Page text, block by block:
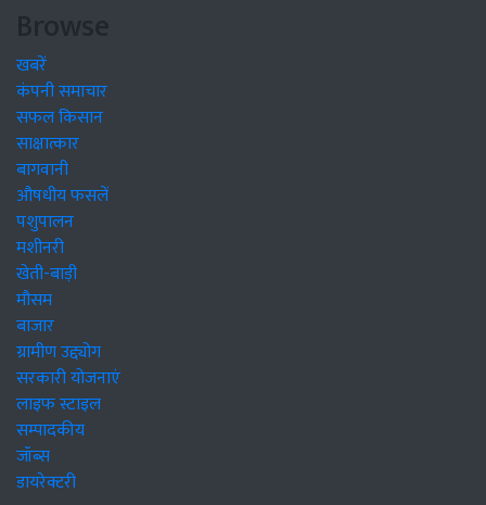
Browse
खबरें
कंपनी समाचार
सफल किसान
साक्षात्कार
बागवानी
औषधीय फसलें
पशुपालन
मशीनरी
खेती-बाड़ी
मौसम
बाजार
ग्रामीण उद्द्योग
सरकारी योजनाएं
लाइफ स्टाइल
सम्पादकीय
जॉब्स
डायरेक्टरी